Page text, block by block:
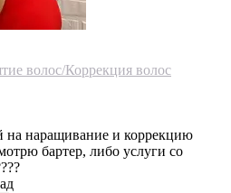
волос/Коррекция волос
на наращивание и коррекцию
бартер, либо услуги со